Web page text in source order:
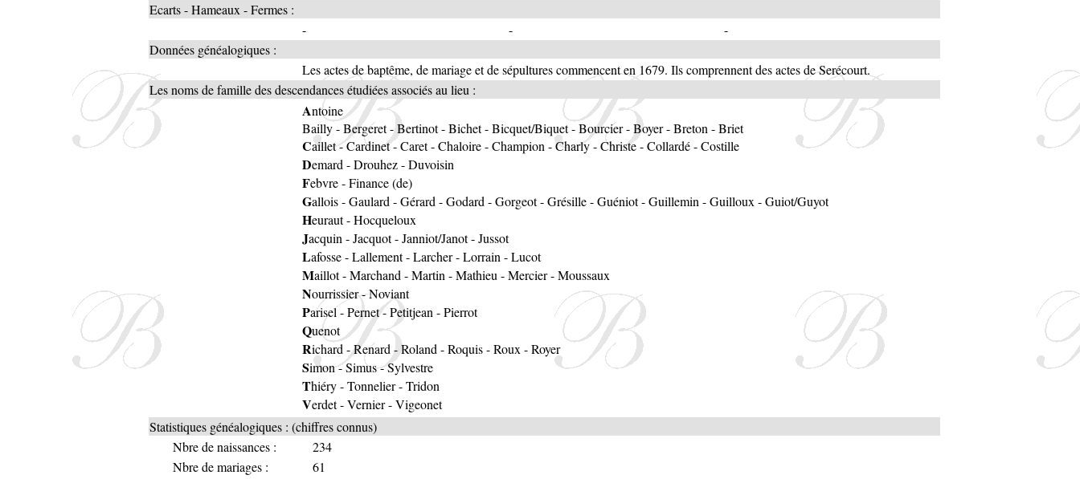
Ecarts - Hameaux - Fermes :
-
-
-
Données généalogiques :
Les actes de baptême, de mariage et de sépultures commencent en 1679. Ils comprennent des actes de Serécourt.
Les noms de famille des descendances étudiées associés au lieu :
Antoine
Bailly-Bergeret-Bertinot-Bichet-Bicquet/Biquet-Bourcier-Boyer-Breton -Briet
Caillet-Cardinet-Caret-Chaloire-Champion -Charly-Christe-Collardé-Costille
Demard -Drouhez-Duvoisin
Febvre-Finance (de)
Gallois-Gaulard -Gérard -Godard -Gorgeot-Grésille-Guéniot-Guillemin -Guilloux -Guiot/Guyot
Heuraut-Hocqueloux
Jacquin -Jacquot-Janniot/Janot-Jussot
Lafosse-Lallement-Larcher-Lorrain -Lucot
Maillot-Marchand -Martin -Mathieu -Mercier-Moussaux
Nourrissier-Noviant
Parisel-Pernet-Petitjean -Pierrot
Quenot
Richard -Renard -Roland -Roquis-Roux -Royer
Simon-Simus-Sylvestre
Thiéry-Tonnelier-Tridon
Verdet-Vernier-Vigeonet
Statistiques généalogiques : (chiffres connus)
Nbre de naissances :
234
Nbre de mariages :
61